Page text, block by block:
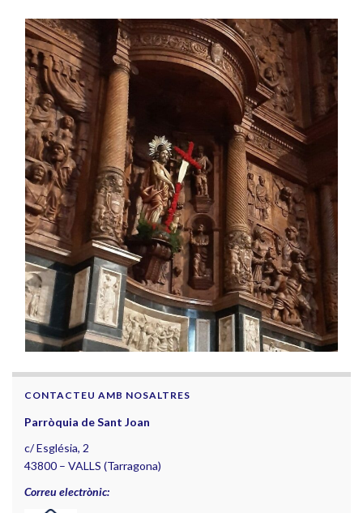
CONTACTEU AMB NOSALTRES
Parròquia de Sant Joan
c/ Església, 2
43800 – VALLS (Tarragona)
Correu electrònic: